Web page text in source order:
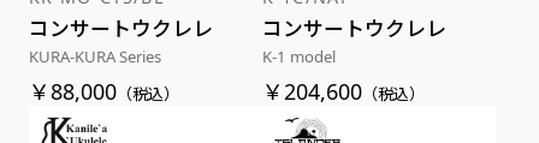
コンサートウクレレ
KURA-KURA Series
￥88,000（税込）
コンサートウクレレ
K-1 model
￥204,600 （税込）